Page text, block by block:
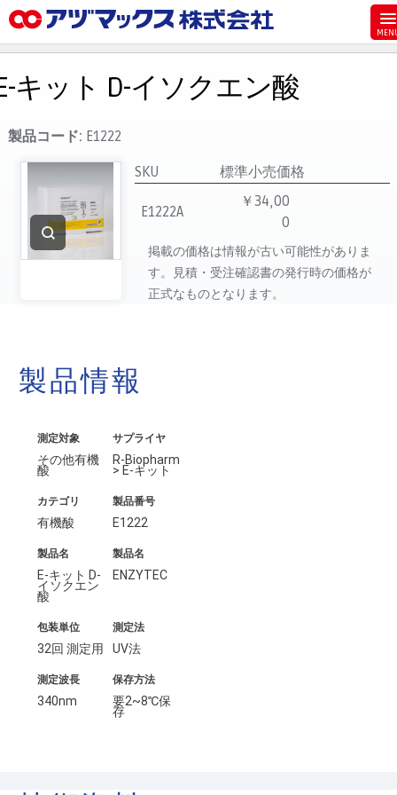
お気に入り
お買い物カゴ
ご注文
マイページ
主要取扱ブランド
代理店一覧
キット D-イソクエン酸
製品コード: E1222
SKU
標準小売価格
E1222A
￥34,00
0
掲載の価格は情報が古い可能性がありま
す。見積・受注確認書の発行時の価格が
正式なものとなります。
製品情報
測定対象
その他有機
酸
サプライヤ
R-Biopharm
> E-キット
カテゴリ
有機酸
製品番号
E1222
製品名
E-キット D-
イソクエン
酸
製品名
ENZYTEC
包装単位
32回 測定用
測定法
UV法
測定波長
340nm
保存方法
要2~8℃保
存